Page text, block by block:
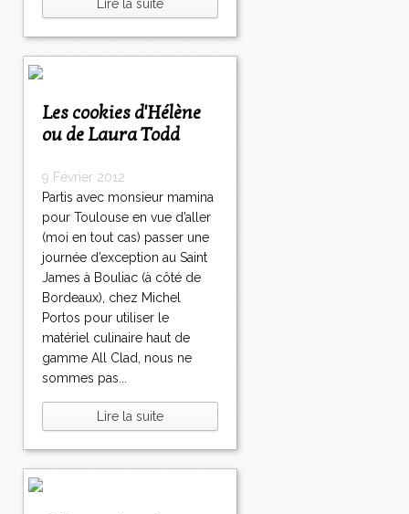
Lire la suite
Les cookies d'Hélène
ou de Laura Todd
9 Février 2012
Partis avec monsieur mamina
pour Toulouse en vue d’aller
(moi en tout cas) passer une
journée d’exception au Saint
James à Bouliac (à côté de
Bordeaux), chez Michel
Portos pour utiliser le
matériel culinaire haut de
gamme All Clad, nous ne
sommes pas...
Lire la suite